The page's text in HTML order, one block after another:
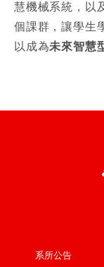
慧機械系統，以
個課群，讓學生
以成為未來智慧
系所公告